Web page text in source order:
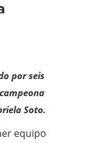
por seis
Soto.
equipo